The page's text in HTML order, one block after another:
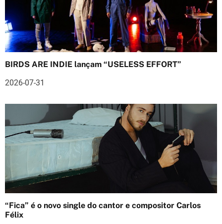
ã
o
d
t
i
g
o
s
BIRDS ARE INDIE lançam “USELESS EFFORT”
2026-07-31
“Fica” é o novo single do cantor e compositor Carlos
Félix